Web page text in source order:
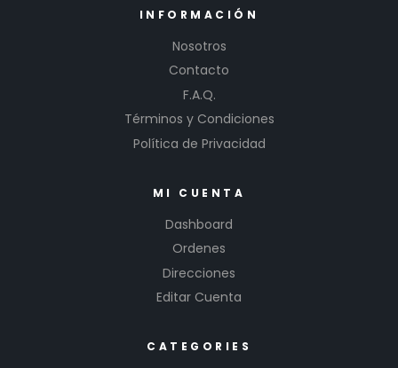
INFORMACIÓN
Nosotros
Contacto
F.A.Q.
Términos y Condiciones
Política de Privacidad
MI CUENTA
Dashboard
Ordenes
Direcciones
Editar Cuenta
CATEGORIES